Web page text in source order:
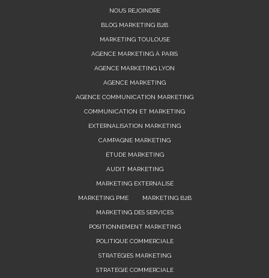
NOUS REJOINDRE
BLOG MARKETING B2B
MARKETING TOULOUSE
AGENCE MARKETING À PARIS
AGENCE MARKETING LYON
AGENCE MARKETING
AGENCE COMMUNICATION MARKETING
COMMUNICATION ET MARKETING
EXTERNALISATION MARKETING
CAMPAGNE MARKETING
ÉTUDE MARKETING
AUDIT MARKETING
MARKETING EXTERNALISÉ
MARKETING PME MARKETING B2B
MARKETING DES SERVICES
POSITIONNEMENT MARKETING
POLITIQUE COMMERCIALE
STRATÉGIES MARKETING
STRATÉGIE COMMERCIALE